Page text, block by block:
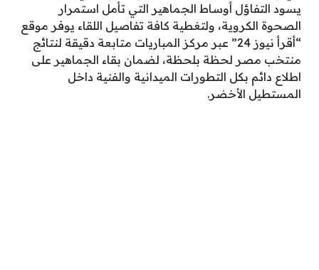
يسود التفاؤل أوساط الجماهير التي تأمل استمرار
الصحوة الكروية، ولتغطية كافة تفاصيل اللقاء يوفر موقع
“أقرأ نيوز 24” عبر مركز المباريات متابعة دقيقة لنتائج
منتخب مصر لحظة بلحظة، لضمان بقاء الجماهير على
اطلاع دائم بكل التطورات الميدانية والفنية داخل
المستطيل الأخضر.